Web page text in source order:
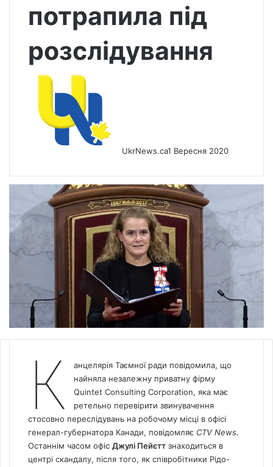
потрапила під
розслідування
UkrNews.ca1 Вересня 2020
К
анцелярія Таємної ради повідомила, що
найняла незалежну приватну фірму
Quintet Consulting Corporation, яка має
ретельно перевірити звинувачення
стосовно переслідувань на робочому місці в офісі
генерал-губернатора Канади, повідомляє CTVNews.
Останнім часом офіс Джулі Пейєтт знаходиться в
центрі скандалу, після того, як співробітники Рідо-